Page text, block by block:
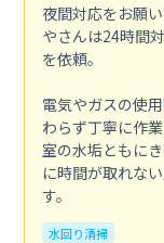
夜間対応をお願
やさんは24時間
を依頼。
電気やガスの使
わらず丁寧に作
室の水垢ともに
に時間が取れな
す。
水回り清掃